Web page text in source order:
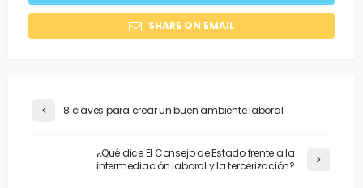
SHARE ON EMAIL
8 claves para crear un buen ambiente laboral
¿Qué dice El Consejo de Estado frente a la
intermediación laboral y la tercerización?